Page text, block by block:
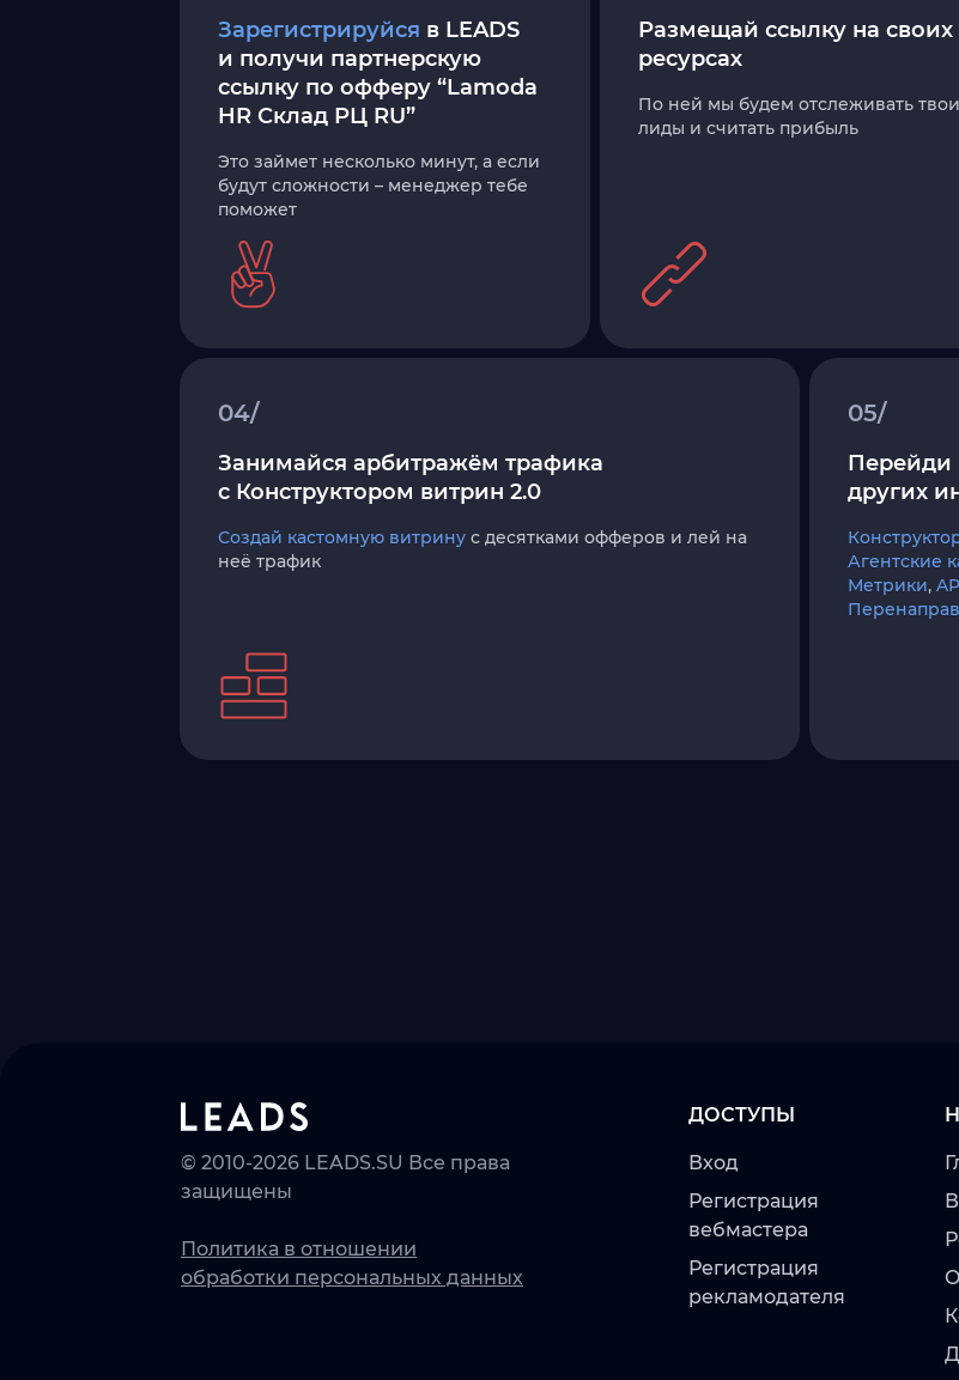
Зарегистрируйся в LEADS
и получи партнерскую
ссылку по офферу “Lamoda
HR Склад РЦ RU”
Это займет несколько минут, а если
будут сложности – менеджер тебе
поможет
Размещай ссылку на своих
ресурсах
По ней мы будем отслеживать твои
лиды и считать прибыль
04/
Занимайся арбитражём трафика
с Конструктором витрин 2.0
Создай кастомную витрину с десятками офферов и лей на
неё трафик
05/
Перейди
других
Агентские
Метрики,
ДОСТУПЫ
Вход
Регистрация
вебмастера
Регистрация
рекламодателя
© 2010-2026 LEADS.SU Все права
защищены
Политика в отношении
обработки персональных данных